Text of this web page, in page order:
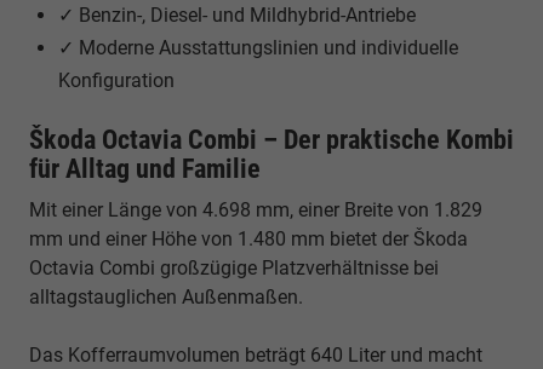
✓ Benzin-, Diesel- und Mildhybrid-Antriebe
✓ Moderne Ausstattungslinien und individuelle
Konfiguration
Škoda Octavia Combi – Der praktische Kombi
für Alltag und Familie
Mit einer Länge von 4.698 mm, einer Breite von 1.829
mm und einer Höhe von 1.480 mm bietet der Škoda
Octavia Combi großzügige Platzverhältnisse bei
alltagstauglichen Außenmaßen.
Das Kofferraumvolumen beträgt 640 Liter und macht